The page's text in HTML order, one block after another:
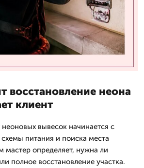
восстановление неона
клиент
вывесок начинается с
питания и поиска места
мастер определяет, нужна ли
полное восстановление участка.